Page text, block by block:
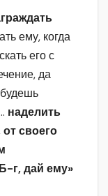
ему, когда
его с
да
наделить
своего
г, дай ему»